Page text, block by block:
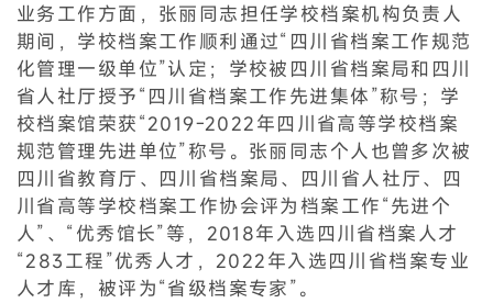
业务工作方面，张丽同志担任学校档案机构负责人
期间，学校档案工作顺利通过“四川省档案工作规范
化管理一级单位”认定；学校被四川省档案局和四川
省人社厅授予“四川省档案工作先进集体”称号；学
校档案馆荣获“2019-2022年四川省高等学校档案
规范管理先进单位”称号。张丽同志个人也曾多次被
四川省教育厅、四川省档案局、四川省人社厅、四
川省高等学校档案工作协会评为档案工作“先进个
人”、“优秀馆长”等，2018年入选四川省档案人才
“283工程”优秀人才，2022年入选四川省档案专业
人才库，被评为“省级档案专家”。